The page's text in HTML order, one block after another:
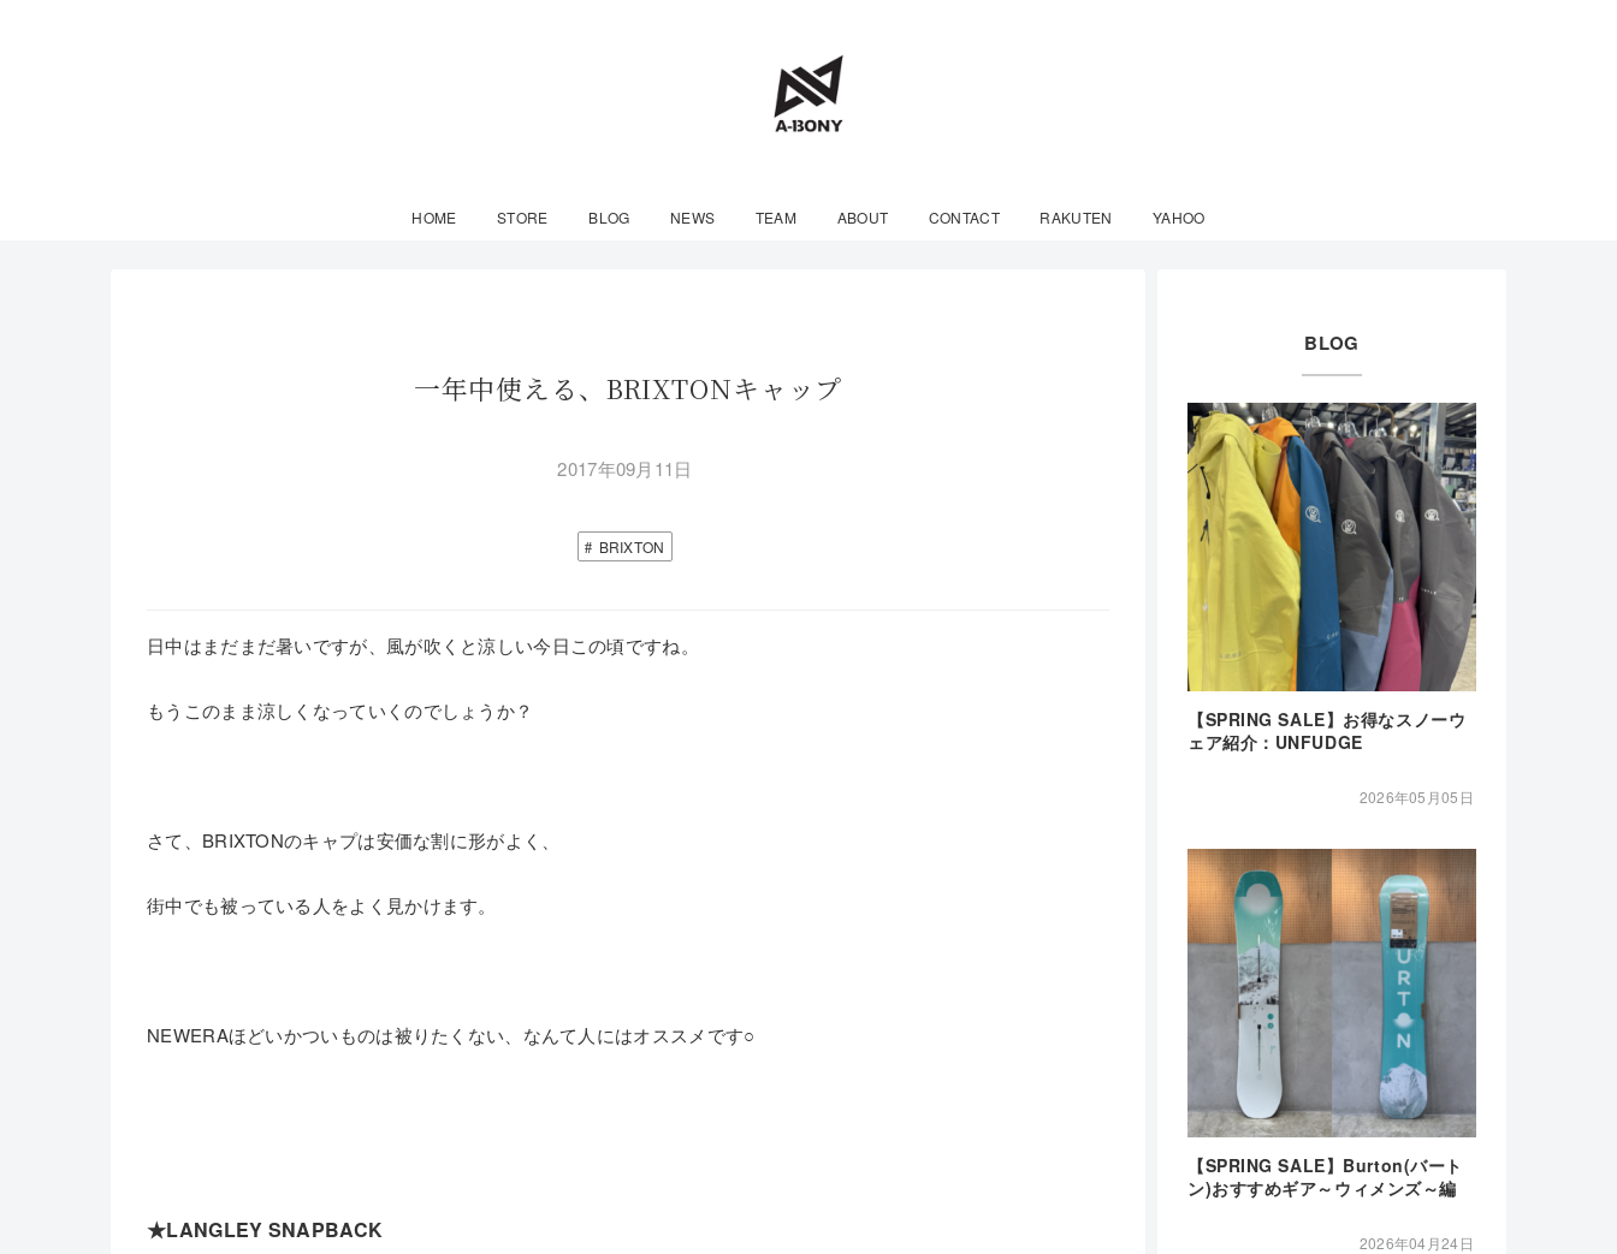
HOME STORE BLOG NEWS TEAM ABOUT CONTACT RAKUTEN YAHOO
一年中使える、BRIXTONキャップ
2017年09月11日
BRIXTON
日中はまだまだ暑いですが、風が吹くと涼しい今日この頃ですね。
もうこのまま涼しくなっていくのでしょうか？
さて、BRIXTONのキャプは安価な割に形がよく、
街中でも被っている人をよく見かけます。
NEWERAほどいかついものは被りたくない、なんて人にはオススメです○
★LANGLEY SNAPBACK
BLOG
【SPRING SALE】お得なスノーウ
ェア紹介：UNFUDGE
2026年05月05日
【SPRING SALE】Burton(バート
ン)おすすめギア～ウィメンズ～編
2026年04月24日